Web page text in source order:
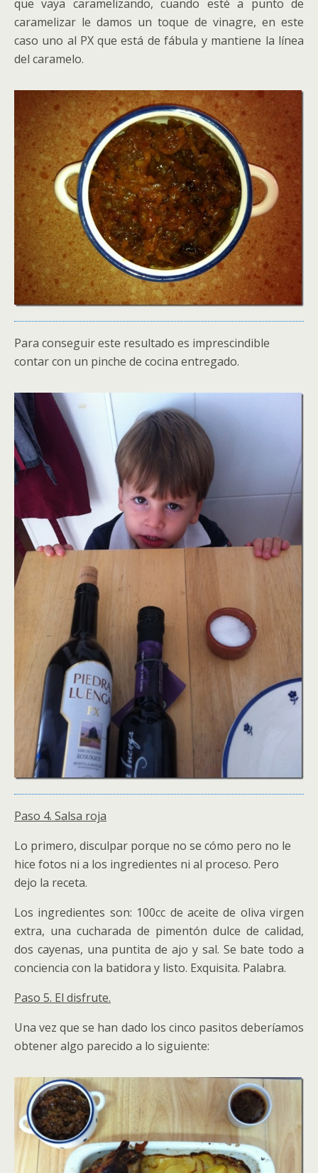
que vaya caramelizando, cuando esté a punto de
caramelizar le damos un toque de vinagre, en este
caso uno al PX que está de fábula y mantiene la línea
del caramelo.
Para conseguir este resultado es imprescindible
contar con un pinche de cocina entregado.
Paso 4. Salsa roja
Lo primero, disculpar porque no se cómo pero no le
hice fotos ni a los ingredientes ni al proceso. Pero
dejo la receta.
Los ingredientes son: 100cc de aceite de oliva virgen
extra, una cucharada de pimentón dulce de calidad,
dos cayenas, una puntita de ajo y sal. Se bate todo a
conciencia con la batidora y listo. Exquisita. Palabra.
Paso 5. El disfrute.
Una vez que se han dado los cinco pasitos deberíamos
obtener algo parecido a lo siguiente: